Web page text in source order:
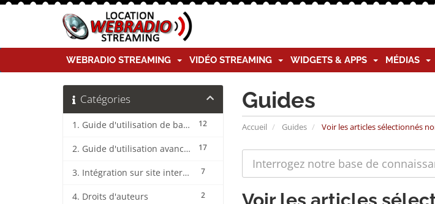
WEBRADIO STREAMING VIDÉO STREAMING WIDGETS & APPS MÉDIAS
Guides
Accueil Guides Voir les articles sélectionnés
Catégories
12
1. Guide d'utilisation de base CentovaCast
17
2. Guide d'utilisation avancée CentovaCast
7
3. Intégration sur site internet CentovaCast
2
4. Droits d'auteurs